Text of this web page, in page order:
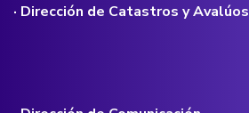
· Dirección de Catastros y Avalúos